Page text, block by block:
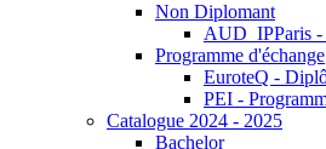
Non Diplomant
AUD_IPParis
Programme d'échange
EuroteQ -
PEI -
Catalogue 2024 - 2025
Bachelor